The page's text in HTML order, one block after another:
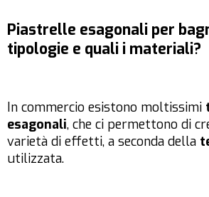
Piastrelle esagonali per
tipologie e quali i materiali?
In commercio esistono moltissimi
esagonali, che ci permettono di
varietà di effetti, a seconda della
utilizzata.